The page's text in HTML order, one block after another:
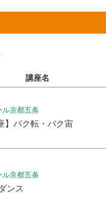
講座名
ル京都五条
】バク転・バク宙
ル京都五条
ンス